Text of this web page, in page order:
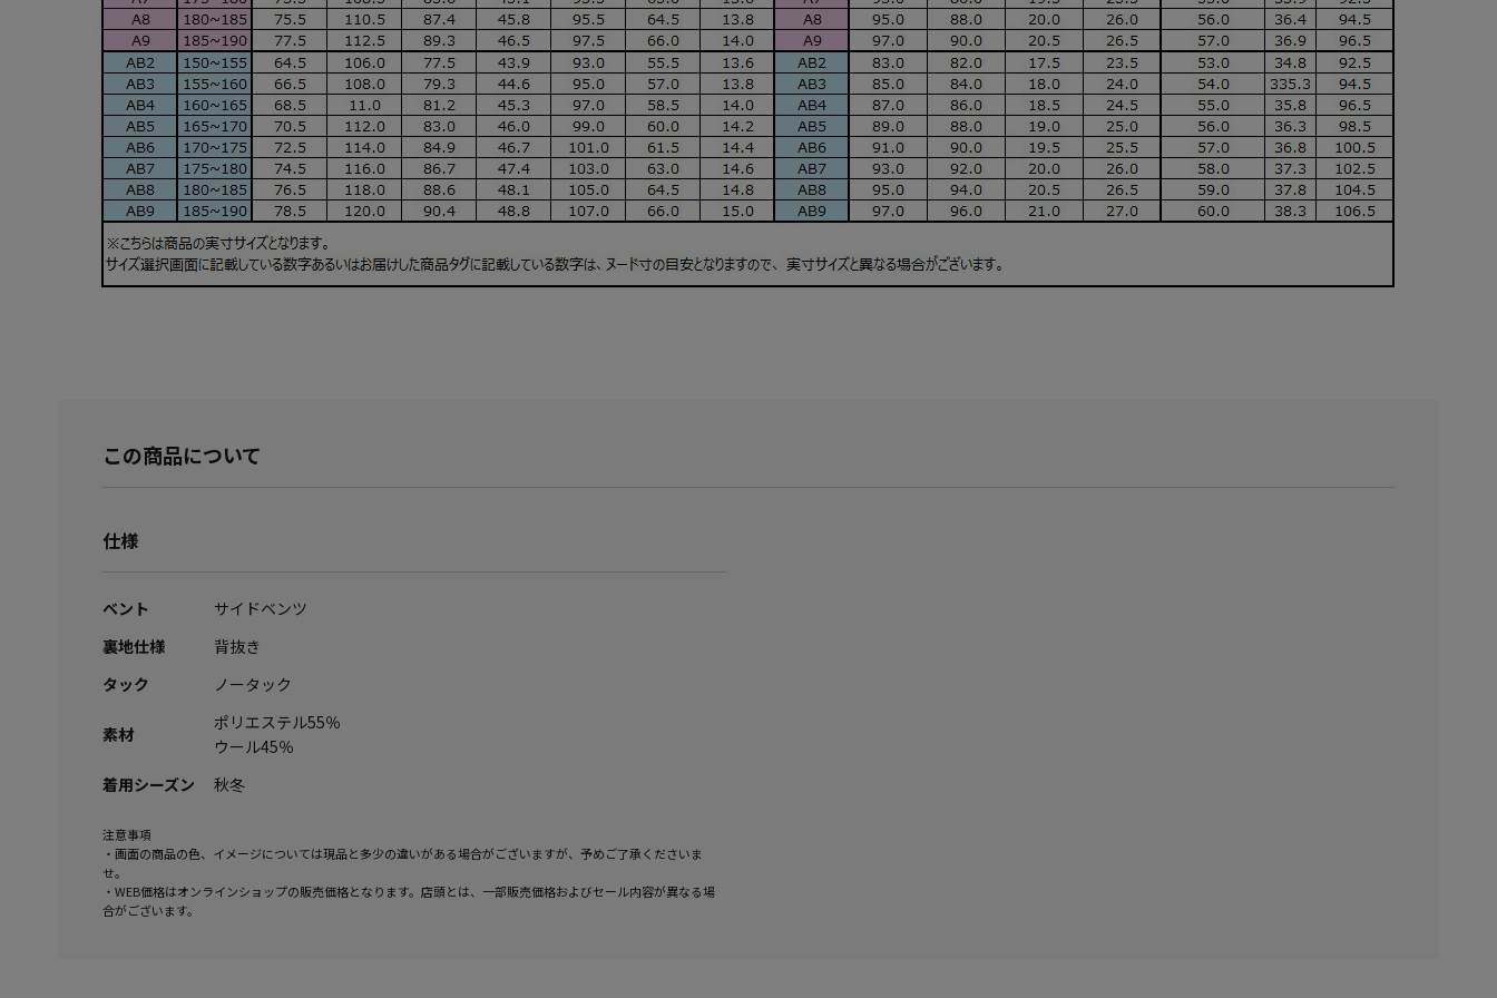
この商品について
仕様
ベント
サイドベンツ
裏地仕様
背抜き
タック
ノータック
素材
ポリエステル55％
ウール45％
着用シーズン
秋冬
注意事項
・画面の商品の色、イメージについては現品と多少の違いがある場合がございますが、予めご了承くださいま
せ。
・WEB価格はオンラインショップの販売価格となります。店頭とは、一部販売価格およびセール内容が異なる場
合がございます。